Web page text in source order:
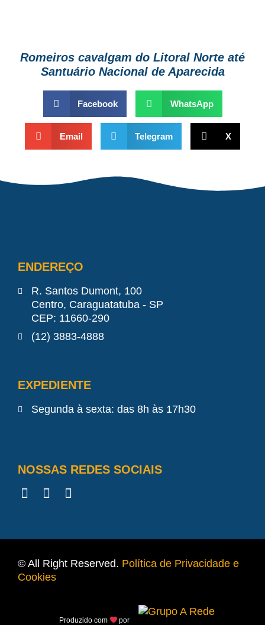
Romeiros cavalgam do Litoral Norte até
Santuário Nacional de Aparecida
Facebook WhatsApp
Email Telegram X
ENDEREÇO
R. Santos Dumont, 100
Centro, Caraguatatuba - SP
CEP: 11660-290
(12) 3883-4888
EXPEDIENTE
Segunda à sexta: das 8h às 17h30
NOSSAS REDES SOCIAIS
© All Right Reserved. Política de Privacidade e
Cookies
Produzido com por